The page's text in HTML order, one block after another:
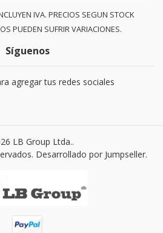
IVA. PRECIOS SEGUN STOCK
PUEDEN SUFRIR VARIACIONES.
Síguenos
agregar tus redes sociales
LB Group Ltda..
Desarrollado por Jumpseller.